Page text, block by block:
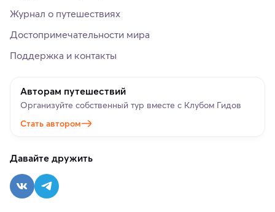
Журнал о путешествиях
Достопримечательности мира
Поддержка и контакты
Авторам путешествий
Организуйте собственный тур вместе с Клубом Гидов
Стать автором
Давайте дружить